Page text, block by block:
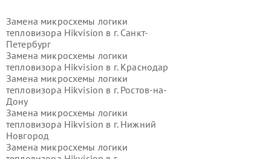
Замена микросхемы логики
тепловизора Hikvision в г. Санкт-
Петербург
Замена микросхемы логики
тепловизора Hikvision в г. Краснодар
Замена микросхемы логики
тепловизора Hikvision в г. Ростов-на-
Дону
Замена микросхемы логики
тепловизора Hikvision в г. Нижний
Новгород
Замена микросхемы логики